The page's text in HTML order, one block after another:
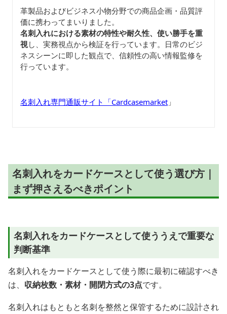
革製品およびビジネス小物分野での商品企画・品質評
価に携わってまいりました。
名刺入れにおける素材の特性や耐久性、使い勝手を重
視し、実務視点から検証を行っています。日常のビジ
ネスシーンに即した観点で、信頼性の高い情報監修を
行っています。
名刺入れ専門通販サイト「Cardcasemarket 」
名刺入れをカードケースとして使う選び方｜
まず押さえるべきポイント
名刺入れをカードケースとして使ううえで重要な
判断基準
名刺入れをカードケースとして使う際に最初に確認すべき
は、 収納枚数・素材・開閉方式の3点です。
名刺入れはもともと名刺を整然と保管するために設計され